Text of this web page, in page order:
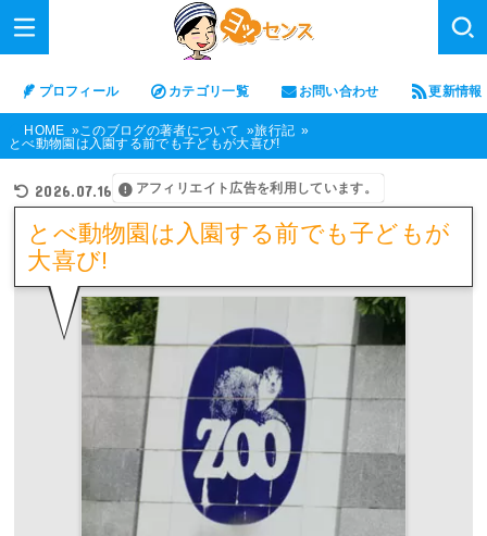
プロフィール カテゴリ一覧 お問い合わせ 更新情報
HOME このブログの著者について
旅行記
とべ動物園は入園する前でも子どもが大喜び!
2026.07.16 アフィリエイト広告を利用しています。
とべ動物園は入園する前でも子どもが
大喜び!